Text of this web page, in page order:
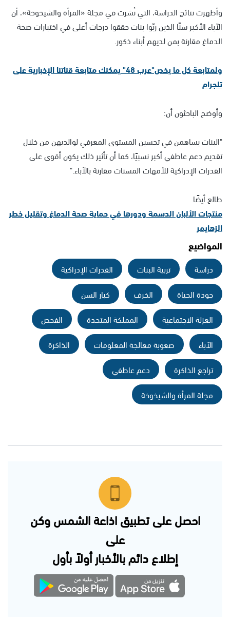
وأظهرت نتائج الدراسة، التي نُشرت في مجلة «المرأة والشيخوخة»، أن
الآباء الأكبر سنًا الذين ربّوا بنات حققوا درجات أعلى في اختبارات صحة
الدماغ مقارنة بمن لديهم أبناء ذكور.
ولمتابعة كل ما يخص"عرب 48" يمكنك متابعة قناتنا الإخبارية على
تلجرام
وأوضح الباحثون أن:
"البنات يساهمن في تحسين المستوى المعرفي لوالديهن من خلال
تقديم دعم عاطفي أكبر نسبيًا، كما أن تأثير ذلك يكون أقوى على
القدرات الإدراكية للأمهات المسنات مقارنة بالآباء."
طالع أيضًا
منتجات الألبان الدسمة ودورها في حماية صحة الدماغ وتقليل خطر
الزهايمر
المواضيع
دراسة تربية البنات
القدرات الإدراكية
جودة الحياة
الخرف
كبار السن
العزلة الاجتماعية
المملكة المتحدة
الفحص
الآباء
صعوبة معالجة المعلومات
الذاكرة
تراجع الذاكرة
دعم عاطفي
مجلة المرأة والشيخوخة
احصل على تطبيق اذاعة الشمس وكن
على
إطلاع دائم بالأخبار أولاً بأول